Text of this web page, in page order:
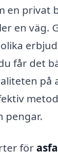
en privat
en väg.
får det
på
pengar.
för